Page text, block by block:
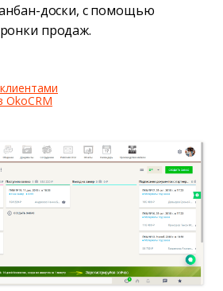
доски, с помощью
продаж.
OkoCRM